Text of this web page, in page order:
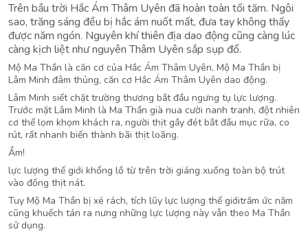
Trên bầu trời Hắc Ám Thâm Uyên đã hoàn toàn tối tăm. Ngôi
sao, trăng sáng đều bị hắc ám nuốt mất, đưa tay không thấy
được năm ngón. Nguyên khí thiên địa dao động cũng càng lúc
càng kịch liệt như nguyên Thâm Uyên sắp sụp đổ.
Mộ Ma Thần là căn cơ của Hắc Ám Thâm Uyên, Mộ Ma Thần bị
Lâm Minh đâm thủng, căn cơ Hắc Ám Thâm Uyên dao động.
Lâm Minh siết chặt trường thương bắt đầu ngưng tụ lực lượng.
Trước mặt Lâm Minh là Ma Thần già nua cười nanh tranh, đột nhiên
cơ thể lọm khọm khách ra, người thịt gầy đét bắt đầu mục rữa, co
rút, rất nhanh biến thành bãi thịt loãng.
Ầm!
lực lượng thế giới khổng lồ từ trên trời giáng xuống toàn bộ trút
vào đống thịt nát.
Tuy Mộ Ma Thần bị xé rách, tích lũy lực lượng thế giớitrăm ức năm
cũng khuếch tán ra nưng những lực lượng này vẫn theo Ma Thần
sử dụng.